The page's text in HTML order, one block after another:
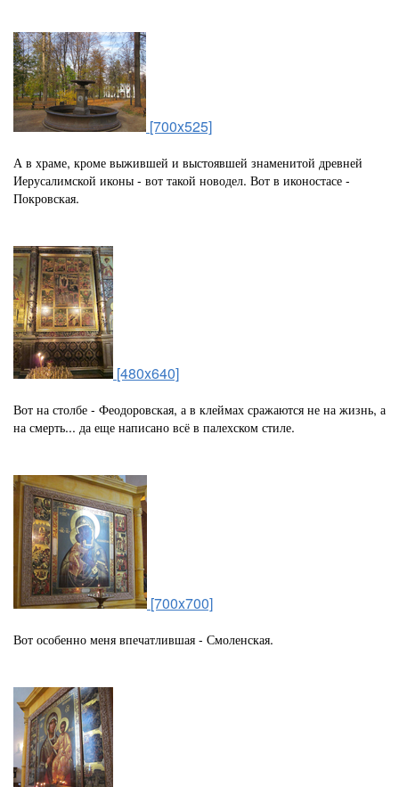
[700x525]
А в храме, кроме выжившей и выстоявшей знаменитой древней
Иерусалимской иконы - вот такой новодел. Вот в иконостасе -
Покровская.
[480x640]
Вот на столбе - Феодоровская, а в клеймах сражаются не на жизнь, а
на смерть... да еще написано всё в палехском стиле.
[700x700]
Вот особенно меня впечатлившая - Смоленская.